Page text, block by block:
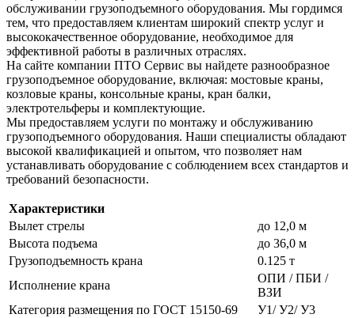
обслуживании грузоподъемного оборудования. Мы гордимся
тем, что предоставляем клиентам широкий спектр услуг и
высококачественное оборудование, необходимое для
эффективной работы в различных отраслях.
На сайте компании ПТО Сервис вы найдете разнообразное
грузоподъемное оборудование, включая: мостовые краны,
козловые краны, консольные краны, кран балки,
электротельферы и комплектующие.
Мы предоставляем услуги по монтажу и обслуживанию
грузоподъемного оборудования. Наши специалисты обладают
высокой квалификацией и опытом, что позволяет нам
устанавливать оборудование с соблюдением всех стандартов и
требований безопасности.
Характеристики
Вылет стрелы
до 12,0 м
Высота подъема
до 36,0 м
Грузоподъемность крана
0.125 т
Исполнение крана
ОПИ / ПБИ /
ВЗИ
Категория размещения по ГОСТ 15150-69
У1/ У2/ У3